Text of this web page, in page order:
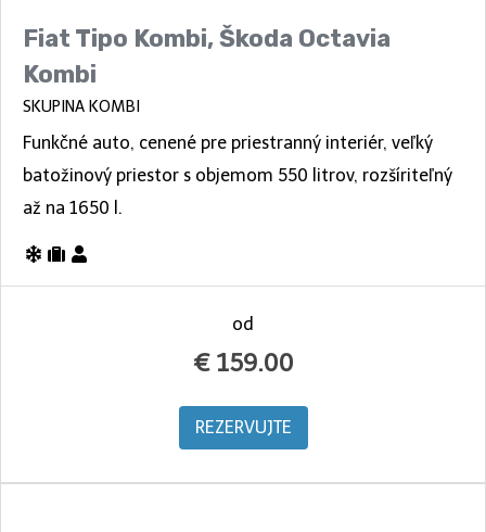
Fiat Tipo Kombi, Škoda Octavia
Kombi
SKUPINA KOMBI
Funkčné auto, cenené pre priestranný interiér, veľký
batožinový priestor s objemom 550 litrov, rozšíriteľný
až na 1650 l.
od
€ 159.00
REZERVUJTE